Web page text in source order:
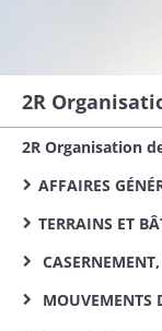
2R
2R Organisation
AFFAIRES
TERRAINS ET
MOUVEMENTS